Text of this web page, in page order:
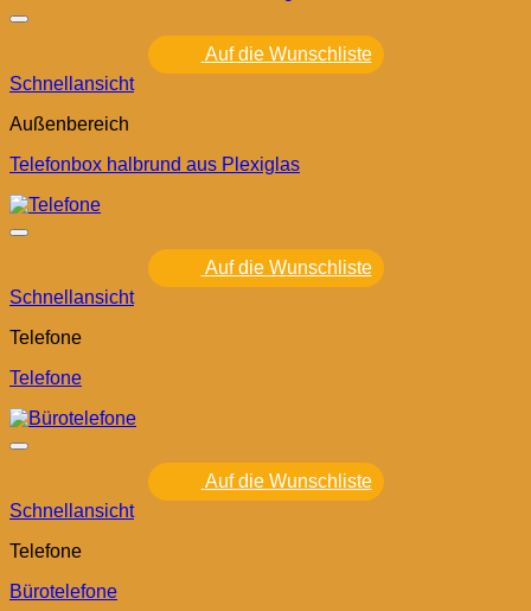
Auf die Wunschliste
Schnellansicht
Außenbereich
Telefonbox halbrund aus Plexiglas
Auf die Wunschliste
Schnellansicht
Telefone
Telefone
Auf die Wunschliste
Schnellansicht
Telefone
Bürotelefone